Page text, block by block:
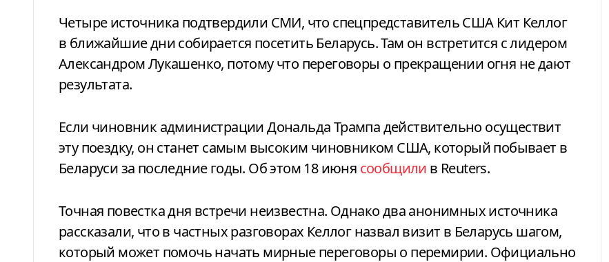
Четыре источника подтвердили СМИ, что спецпредставитель США Кит Келлог
в ближайшие дни собирается посетить Беларусь. Там он встретится с лидером
Александром Лукашенко, потому что переговоры о прекращении огня не дают
результата.
Если чиновник администрации Дональда Трампа действительно осуществит
эту поездку, он станет самым высоким чиновником США, который побывает в
Беларуси за последние годы. Об этом 18 июня сообщили в Reuters.
Точная повестка дня встречи неизвестна. Однако два анонимных источника
рассказали, что в частных разговорах Келлог назвал визит в Беларусь шагом,
который может помочь начать мирные переговоры о перемирии. Официально